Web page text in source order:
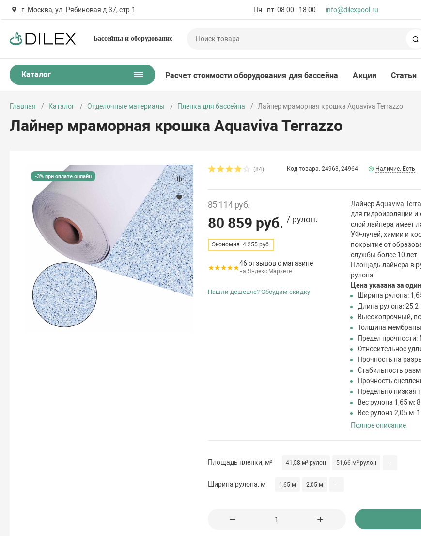
г. Москва, ул. Рябиновая д.37, стр.1 Пн - пт: 08:00 - 18:00 info@dilexpool.ru
Бассейны и оборудование
Каталог Расчет стоимости оборудования для бассейна Акции Статьи
Главная Каталог Отделочные материалы Пленка для бассейна Лайнер мраморная крошка Aquaviva Terrazzo
Лайнер мраморная крошка Aquaviva Terrazzo
-3% при оплате онлайн
(84) Код товара: 24963, 24964 Наличие: Есть
85 114 руб.
80 859 руб. / рулон.
Экономия: 4 255 руб.
46 отзывов о магазине
на Яндекс.Маркете
Нашли дешевле? Обсудим скидку
Лайнер Aquaviva
для гидроизоляции
слой лайнера имеет
УФ-лучей, химии и
покрытие от
службы более 10 лет.
Площадь лайнера в
рулона.
Цена указана за
Ширина рулона:
Длина рулона: 25,2
Высокопрочный,
Толщина
Предел
Относительное
Прочность на
Стабильность
Прочность
Предельно низкая
Вес рулона 1,65 м:
Вес рулона 2,05 м:
Полное описание
Площадь пленки, м² 41,58 м² рулон 51,66 м² рулон -
Ширина рулона, м 1,65 м 2,05 м -